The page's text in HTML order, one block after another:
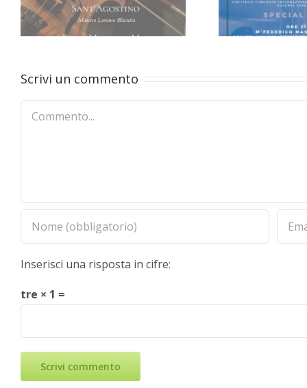
Travedona
Monate
Scrivi un commento
Commento
Inserisci una risposta in cifre:
tre × 1 =